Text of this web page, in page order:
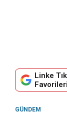
Linke
GÜNDEM